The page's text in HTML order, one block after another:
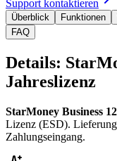
Support kontaktieren
Überblick Funktionen
FAQ
Details:
Jahreslizenz
StarMoney Business
Lizenz (ESD).
Zahlungseingang.